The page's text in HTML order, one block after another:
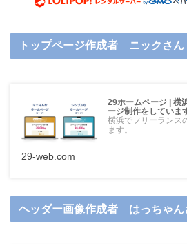
トップページ作成者 ニックさん
29ホームページ | 横
ージ制作をしていま
横浜でフリーランス
ます。
29-web.com
ヘッダー画像作成者 はっちゃん